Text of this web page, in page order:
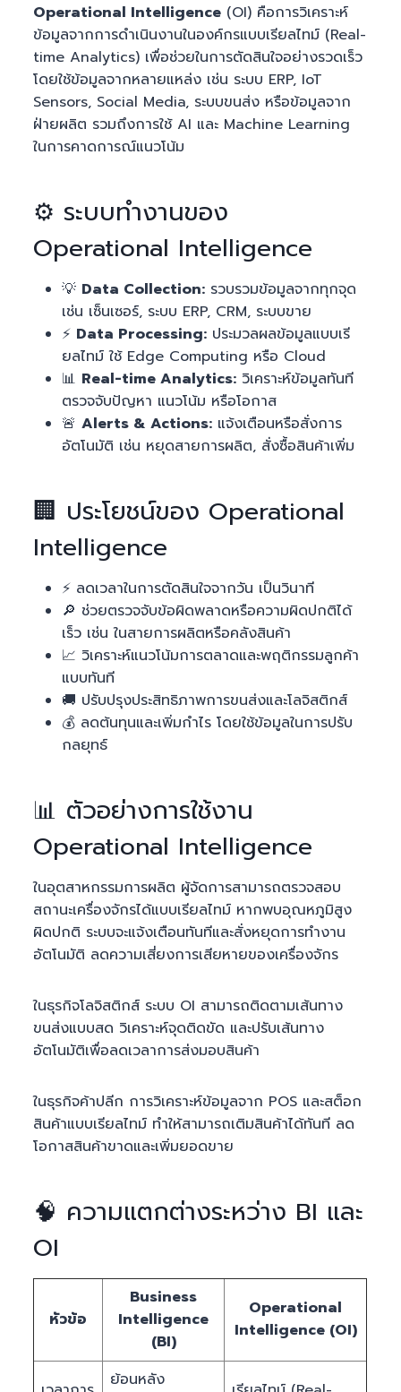
Operational Intelligence (OI) คือการวิเคราะห์
ข้อมูลจากการดำเนินงานในองค์กรแบบเรียลไทม์ (Real-
time Analytics) เพื่อช่วยในการตัดสินใจอย่างรวดเร็ว
โดยใช้ข้อมูลจากหลายแหล่ง เช่น ระบบ ERP, IoT
Sensors, Social Media, ระบบขนส่ง หรือข้อมูลจาก
ฝ่ายผลิต รวมถึงการใช้ AI และ Machine Learning
ในการคาดการณ์แนวโน้ม
⚙️ ระบบทำงานของ
Operational Intelligence
💡 Data Collection: รวบรวมข้อมูลจากทุกจุด
เช่น เซ็นเซอร์, ระบบ ERP, CRM, ระบบขาย
⚡ Data Processing: ประมวลผลข้อมูลแบบเรี
ยลไทม์ ใช้ Edge Computing หรือ Cloud
📊 Real-time Analytics: วิเคราะห์ข้อมูลทันที
ตรวจจับปัญหา แนวโน้ม หรือโอกาส
🚨Alerts & Actions: แจ้งเตือนหรือสั่งการ
อัตโนมัติ เช่น หยุดสายการผลิต, สั่งซื้อสินค้าเพิ่ม
🏢 ประโยชน์ของ Operational
Intelligence
⚡ ลดเวลาในการตัดสินใจจากวัน เป็นวินาที
🔎 ช่วยตรวจจับข้อผิดพลาดหรือความผิดปกติได้
เร็ว เช่น ในสายการผลิตหรือคลังสินค้า
📈 วิเคราะห์แนวโน้มการตลาดและพฤติกรรมลูกค้า
แบบทันที
🚚 ปรับปรุงประสิทธิภาพการขนส่งและโลจิสติกส์
💰 ลดต้นทุนและเพิ่มกำไร โดยใช้ข้อมูลในการปรับ
กลยุทธ์
📊 ตัวอย่างการใช้งาน
Operational Intelligence
ในอุตสาหกรรมการผลิต ผู้จัดการสามารถตรวจสอบ
สถานะเครื่องจักรได้แบบเรียลไทม์ หากพบอุณหภูมิสูง
ผิดปกติ ระบบจะแจ้งเตือนทันทีและสั่งหยุดการทำงาน
อัตโนมัติ ลดความเสี่ยงการเสียหายของเครื่องจักร
ในธุรกิจโลจิสติกส์ ระบบ OI สามารถติดตามเส้นทาง
ขนส่งแบบสด วิเคราะห์จุดติดขัด และปรับเส้นทาง
อัตโนมัติเพื่อลดเวลาการส่งมอบสินค้า
ในธุรกิจค้าปลีก การวิเคราะห์ข้อมูลจาก POS และสต็อก
สินค้าแบบเรียลไทม์ ทำให้สามารถเติมสินค้าได้ทันที ลด
โอกาสสินค้าขาดและเพิ่มยอดขาย
🧠 ความแตกต่างระหว่าง BI และ
OI
หัวข้อ
Business
Intelligence
(BI)
Operational
Intelligence (OI)
ย้อนหลัง